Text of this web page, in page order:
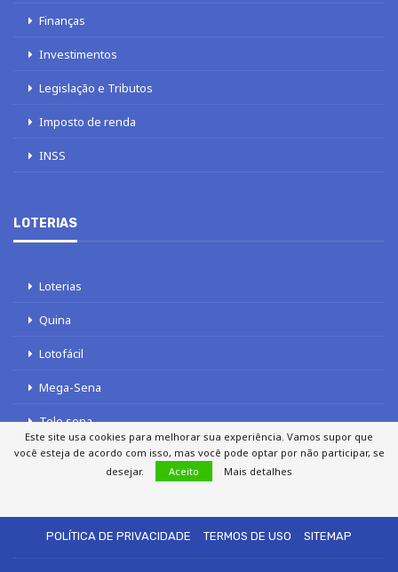
Finanças
Investimentos
Legislação e Tributos
Imposto de renda
INSS
LOTERIAS
Loterias
Quina
Lotofácil
Mega-Sena
Tele sena
POLÍTICA DE PRIVACIDADE
TERMOS DE USO SITEMAP
Este site usa cookies para melhorar sua experiência. Vamos supor que
você esteja de acordo com isso, mas você pode optar por não participar, se
desejar.
Aceito Mais detalhes